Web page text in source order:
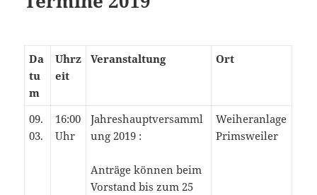
Da
tu
m
Uhrz
eit
Veranstaltung Ort
09.
03.
16:00
Uhr
Jahreshauptversamml
ung 2019 :
Anträge können beim
Vorstand bis zum 25
Weiheranlage
Primsweiler